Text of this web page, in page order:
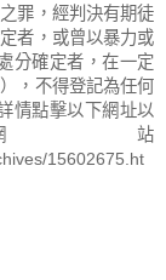
罪，經判決有期徒
者，或曾以暴力或
分確定者，在一定
，不得登記為任何
情點擊以下網址以
站
15602675.ht